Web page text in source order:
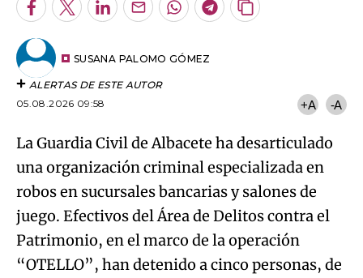
Facebook
TwitterLinkedInEnviarWhatsapp
Telegram
Copiar
SUSANA PALOMO GÓMEZ
ALERTAS DE ESTE AUTOR
05.08.2026 09:58
+A -A
La Guardia Civil de Albacete ha desarticulado
una organización criminal especializada en
robos en sucursales bancarias y salones de
juego. Efectivos del Área de Delitos contra el
Patrimonio, en el marco de la operación
“OTELLO”, han detenido a cinco personas, de